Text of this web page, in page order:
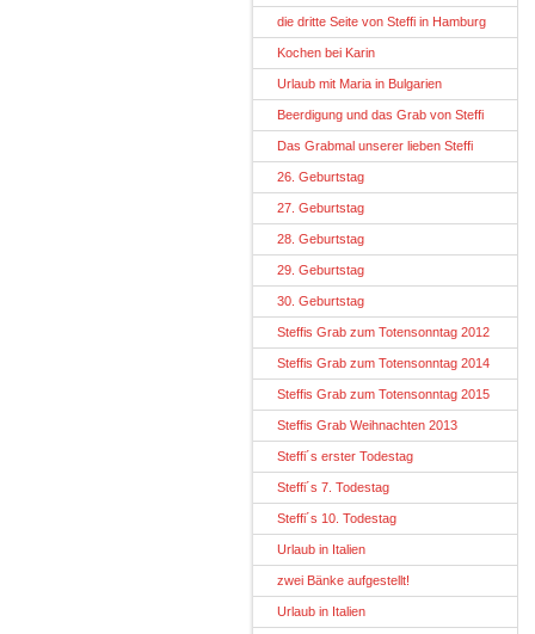
die dritte Seite von Steffi in Hamburg
Kochen bei Karin
Urlaub mit Maria in Bulgarien
Beerdigung und das Grab von Steffi
Das Grabmal unserer lieben Steffi
26. Geburtstag
27. Geburtstag
28. Geburtstag
29. Geburtstag
30. Geburtstag
Steffis Grab zum Totensonntag 2012
Steffis Grab zum Totensonntag 2014
Steffis Grab zum Totensonntag 2015
Steffis Grab Weihnachten 2013
Steffi´s erster Todestag
Steffi´s 7. Todestag
Steffi´s 10. Todestag
Urlaub in Italien
zwei Bänke aufgestellt!
Urlaub in Italien